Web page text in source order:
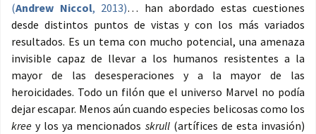
(Andrew Niccol, 2013)… han abordado estas cuestiones
desde distintos puntos de vistas y con los más variados
resultados. Es un tema con mucho potencial, una amenaza
invisible capaz de llevar a los humanos resistentes a la
mayor de las desesperaciones y a la mayor de las
heroicidades. Todo un filón que el universo Marvel no podía
dejar escapar. Menos aún cuando especies belicosas como los
kree y los ya mencionados skrull(artífices de esta invasión)